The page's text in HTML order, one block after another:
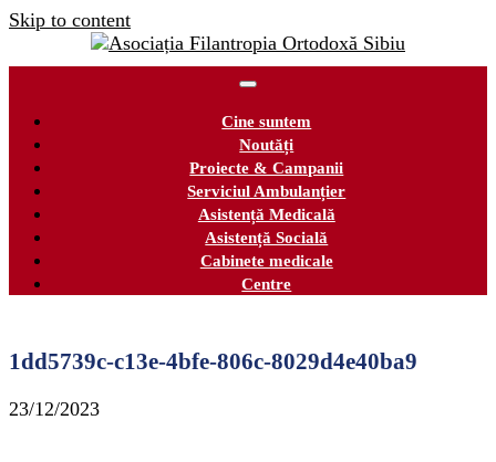
Skip to content
Cine suntem
Noutăți
Proiecte & Campanii
Serviciul Ambulanțier
Asistență Medicală
Asistență Socială
Cabinete medicale
Centre
1dd5739c-c13e-4bfe-806c-8029d4e40ba9
23/12/2023